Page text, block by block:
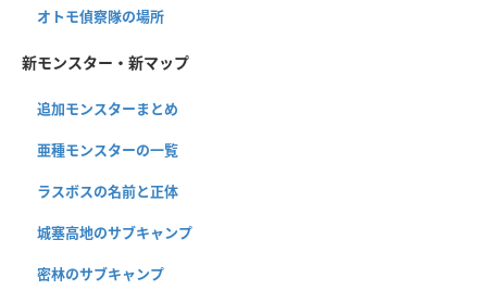
オトモ偵察隊の場所
新モンスター・新マップ
追加モンスターまとめ
亜種モンスターの一覧
ラスボスの名前と正体
城塞高地のサブキャンプ
密林のサブキャンプ